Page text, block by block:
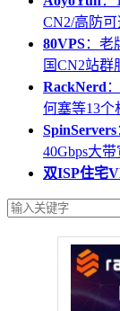
CN2/高防
80VPS：老
国CN2站群
RackNerd
何塞等13个
SpinServers
40Gbps大带
双ISP住宅